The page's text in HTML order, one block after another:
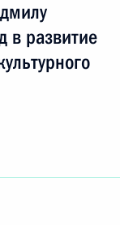
в развитие